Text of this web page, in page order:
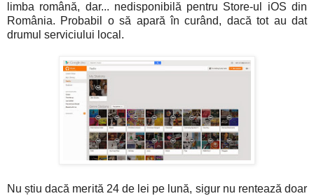
limba română, dar... nedisponibilă pentru Store-ul iOS din
România. Probabil o să apară în curând, dacă tot au dat
drumul serviciului local.
Nu știu dacă merită 24 de lei pe lună, sigur nu rentează doar